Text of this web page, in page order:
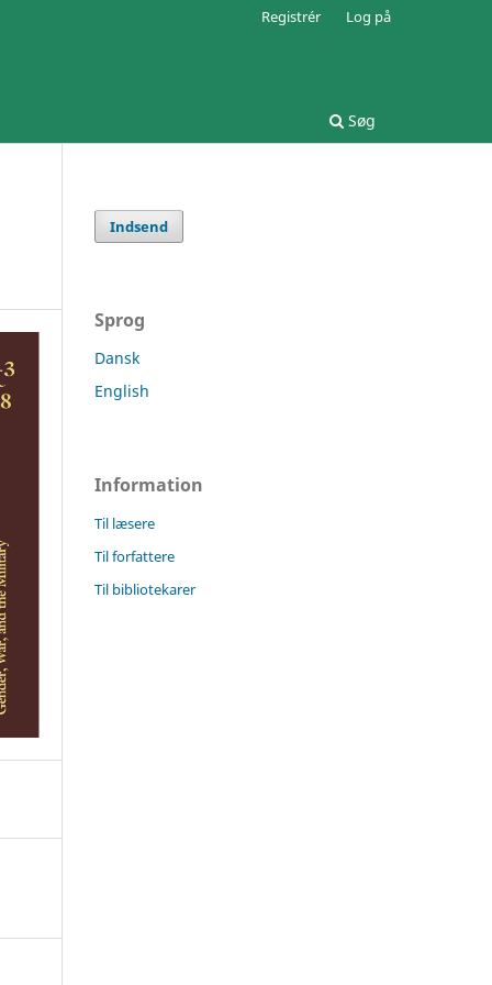
Søg
Registrér Log på
Indsend
Sprog
Dansk
English
Information
Til læsere
Til forfattere
Til bibliotekarer